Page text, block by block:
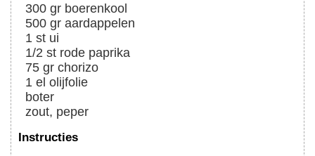
300 gr boerenkool
500 gr aardappelen
1 st ui
1/2 st rode paprika
75 gr chorizo
1 el olijfolie
boter
zout, peper
Instructies